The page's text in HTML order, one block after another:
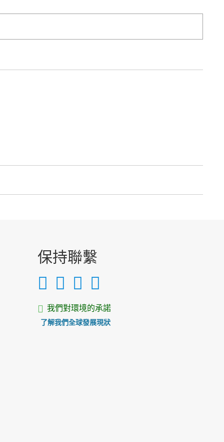
保持聯繫
我們對環境的承諾
了解我們全球發展現狀